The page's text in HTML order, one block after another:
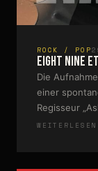
ROCK / POP
Eight Nine
Die
einer
Regisseur
WEITERLESEN